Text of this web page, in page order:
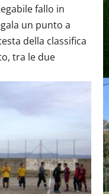
fallo in
un punto a
della classifica
tra le due